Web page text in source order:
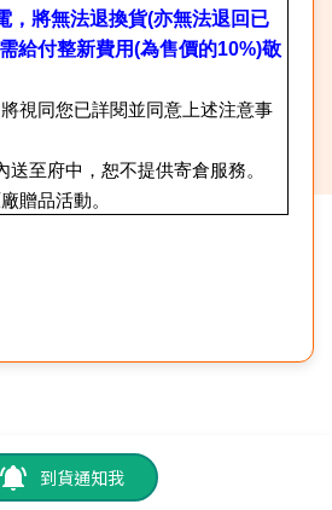
，將無法退換貨(亦無法退回已
給付整新費用(為售價的10%)敬
視同您已詳閱並同意上述注意事
至府中，恕不提供寄倉服務。
贈品活動。
到貨通知我